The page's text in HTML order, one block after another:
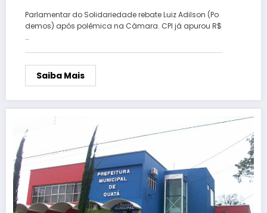
Parlamentar do Solidariedade rebate Luiz Adilson (Po
demos) após polêmica na Câmara. CPI já apurou R$
…
Saiba Mais